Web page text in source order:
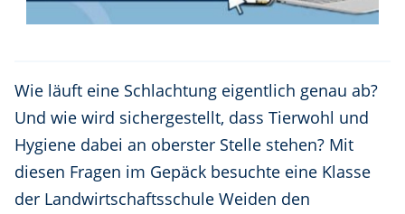
Wie läuft eine Schlachtung eigentlich genau ab?
Und wie wird sichergestellt, dass Tierwohl und
Hygiene dabei an oberster Stelle stehen? Mit
diesen Fragen im Gepäck besuchte eine Klasse
der Landwirtschaftsschule Weiden den